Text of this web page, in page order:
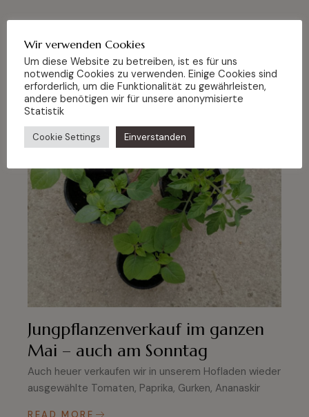
Related Posts
02
Mai
Jungpflanzenverkauf im ganzen
Mai – auch am Sonntag
Auch heuer verkaufen wir in unserem Hofladen wieder
ausgewählte Tomaten, Paprika, Gurken, Ananaskir
READ MORE
Wir verwenden Cookies
Um diese Website zu betreiben, ist es für uns
notwendig Cookies zu verwenden. Einige Cookies sind
erforderlich, um die Funktionalität zu gewährleisten,
andere benötigen wir für unsere anonymisierte
Statistik
Cookie Settings Einverstanden